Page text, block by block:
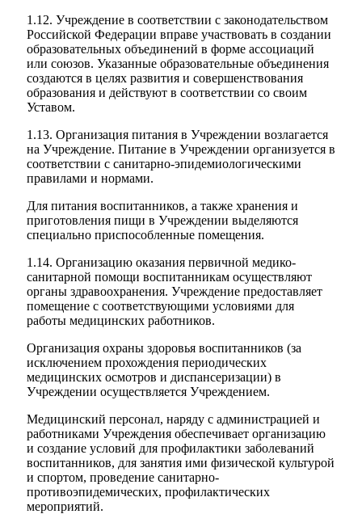
1.12. Учреждение в соответствии с законодательством
Российской Федерации вправе участвовать в создании
образовательных объединений в форме ассоциаций
или союзов. Указанные образовательные объединения
создаются в целях развития и совершенствования
образования и действуют в соответствии со своим
Уставом.
1.13. Организация питания в Учреждении возлагается
на Учреждение. Питание в Учреждении организуется в
соответствии с санитарно-эпидемиологическими
правилами и нормами.
Для питания воспитанников, а также хранения и
приготовления пищи в Учреждении выделяются
специально приспособленные помещения.
1.14. Организацию оказания первичной медико-
санитарной помощи воспитанникам осуществляют
органы здравоохранения. Учреждение предоставляет
помещение с соответствующими условиями для
работы медицинских работников.
Организация охраны здоровья воспитанников (за
исключением прохождения периодических
медицинских осмотров и диспансеризации) в
Учреждении осуществляется Учреждением.
Медицинский персонал, наряду с администрацией и
работниками Учреждения обеспечивает организацию
и создание условий для профилактики заболеваний
воспитанников, для занятия ими физической культурой
и спортом, проведение санитарно-
противоэпидемических, профилактических
мероприятий.